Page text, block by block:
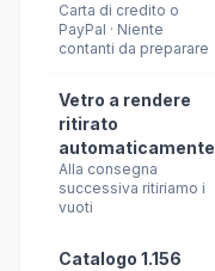
Carta di credito o
PayPal · Niente
contanti da preparare
Vetro a rendere
ritirato
automaticamente
Alla consegna
successiva ritiriamo i
vuoti
Catalogo 1.156